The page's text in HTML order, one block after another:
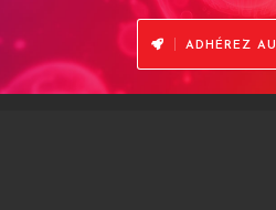
ADHÉREZ